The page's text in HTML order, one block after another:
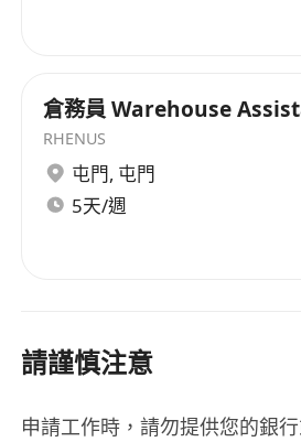
提供全面僱員醫療保障計劃
設有在職培訓津貼及內部發
取物流管理、客戶服務或數
司按實際費用報銷上限百分
提供彈性上班安排（核心時
4時），經主管批准後可申
倉務員 Warehouse
RHENUS
屯門, 屯門
5天/週
請謹慎注意
申請工作時，請勿提供您的銀